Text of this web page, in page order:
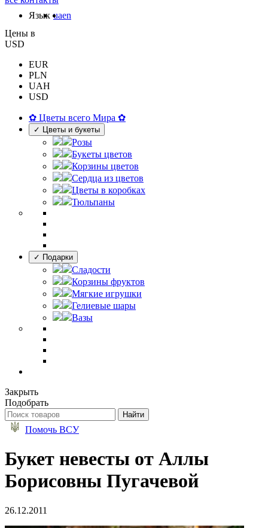
Язык uaen
Цены в
USD
EUR
PLN
UAH
USD
✿ Цветы всего Мира ✿
✓ Цветы и букеты
Розы
Букеты цветов
Корзины цветов
Сердца из цветов
Цветы в коробках
Тюльпаны
✓ Подарки
Сладости
Корзины фруктов
Мягкие игрушки
Гелиевые шары
Вазы
Закрыть
Подобрать
Помочь ВСУ
Букет невесты от Аллы
Борисовны Пугачевой
26.12.2011